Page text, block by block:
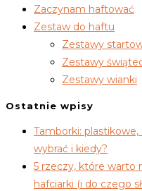
Zaczynam haftować
Zestaw do haftu
Zestawy
Zestawy
Zestawy wianki
Ostatnie wpisy
Tamborki:
wybrać i kiedy?
5 rzeczy, które warto
hafciarki (i do czego